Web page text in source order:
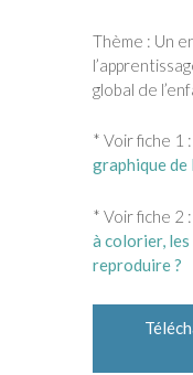
Thème : Un
global de
* Voir fiche 1 :
graphique de
* Voir fiche 2 :
à colorier,
reproduire ?